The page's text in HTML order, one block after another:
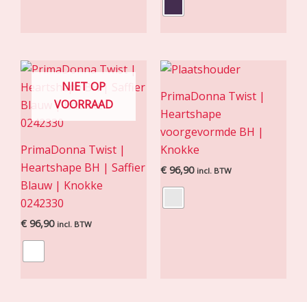
NIET OP
VOORRAAD
PrimaDonna Twist |
Heartshape BH | Saffier
Blauw | Knokke
0242330
€ 96,90 incl. BTW
PrimaDonna Twist |
Heartshape
voorgevormde BH |
Knokke
€ 96,90 incl. BTW